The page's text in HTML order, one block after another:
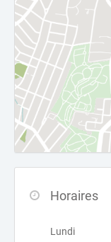
Horaires
Lundi